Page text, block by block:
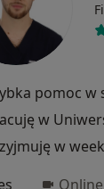
pomoc w
w
w
Online